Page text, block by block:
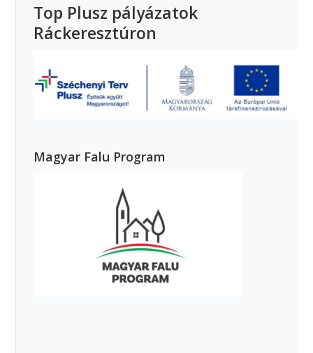
Top Plusz pályázatok
Ráckeresztúron
Magyar Falu Program